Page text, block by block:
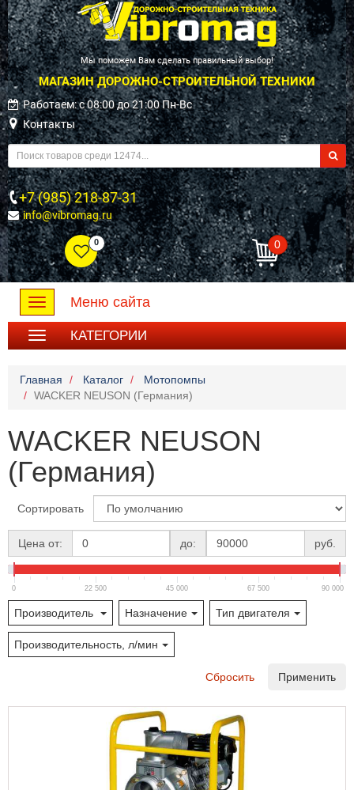
Мы поможем Вам сделать правильный выбор!
МАГАЗИН ДОРОЖНО-СТРОИТЕЛЬНОЙ ТЕХНИКИ
Работаем: c 08:00 до 21:00 Пн-Вс
Контакты
+7 (985) 218-87-31
info@vibromag.ru
0 0
Toggle
navigation
Меню сайта
КАТЕГОРИИ
Главная Каталог
Мотопомпы
WACKER NEUSON (Германия)
WACKER NEUSON
(Германия)
Сортировать
Цена от: до: руб.
0 22 500 45 000 67 500 90 000
Производитель Назначение Тип двигателя
Производительность, л/мин
Сбросить Применить